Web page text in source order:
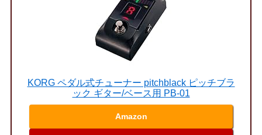
KORG ペダル式チューナー pitchblack ピッチブラ
ック ギター/ベース用 PB-01
Amazon